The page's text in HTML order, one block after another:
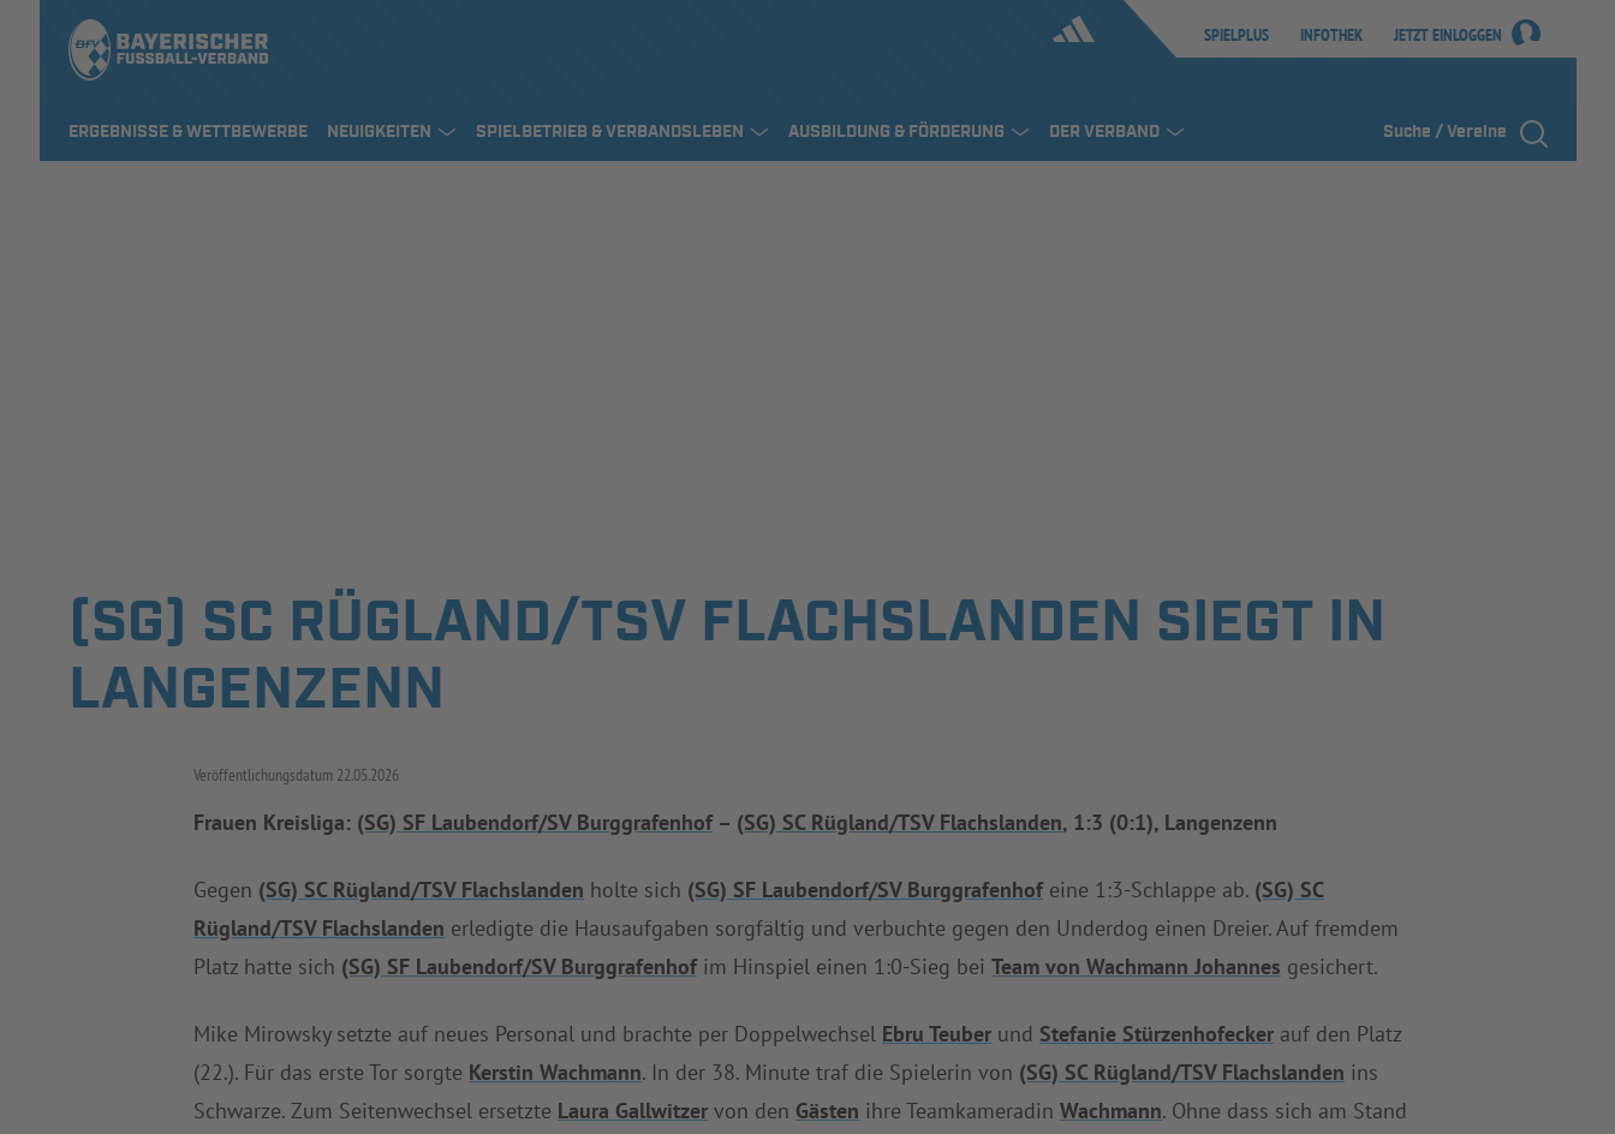
SPIELPLUS INFOTHEK JETZT EINLOGGEN
ERGEBNISSE & WETTBEWERBE NEUIGKEITEN SPIELBETRIEB & VERBANDSLEBEN AUSBILDUNG & FÖRDERUNG DER VERBAND Suche / Vereine
(SG) SC RÜGLAND/TSV FLACHSLANDEN SIEGT IN
LANGENZENN
Veröffentlichungsdatum 22.05.2026
Frauen Kreisliga: (SG) SF Laubendorf/SV Burggrafenhof– (SG) SC Rügland/TSV Flachslanden, 1:3 (0:1), Langenzenn
Gegen (SG) SC Rügland/TSV Flachslanden holte sich (SG) SF Laubendorf/SV Burggrafenhofeine 1:3-Schlappe ab. (SG) SC
Rügland/TSV Flachslanden erledigte die Hausaufgaben sorgfältig und verbuchte gegen den Underdog einen Dreier. Auf fremdem
Platz hatte sich (SG) SF Laubendorf/SV Burggrafenhofim Hinspiel einen 1:0-Sieg beiTeam von Wachmann Johannes gesichert.
Mike Mirowsky setzte auf neues Personal und brachte per Doppelwechsel Ebru Teuber und Stefanie Stürzenhofecker auf den Platz
(22.). Für das erste Tor sorgte Kerstin Wachmann. In der 38. Minute traf die Spielerin von (SG) SC Rügland/TSV Flachslanden ins
Schwarze. Zum Seitenwechsel ersetzte Laura Gallwitzer von den Gästen ihre TeamkameradinWachmann. Ohne dass sich am Stand